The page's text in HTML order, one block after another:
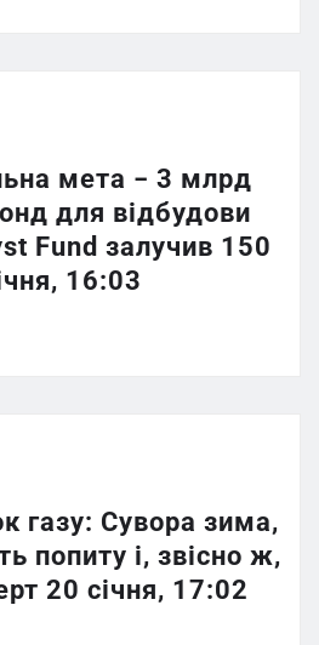
мета − 3 млрд
для відбудови
Fund залучив 150
16:03
газу: Сувора зима,
попиту і, звісно ж,
20 січня, 17:02